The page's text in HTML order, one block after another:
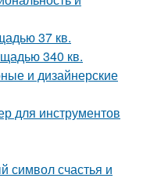
37 кв.
340 кв.
и дизайнерские
для инструментов
символ счастья и